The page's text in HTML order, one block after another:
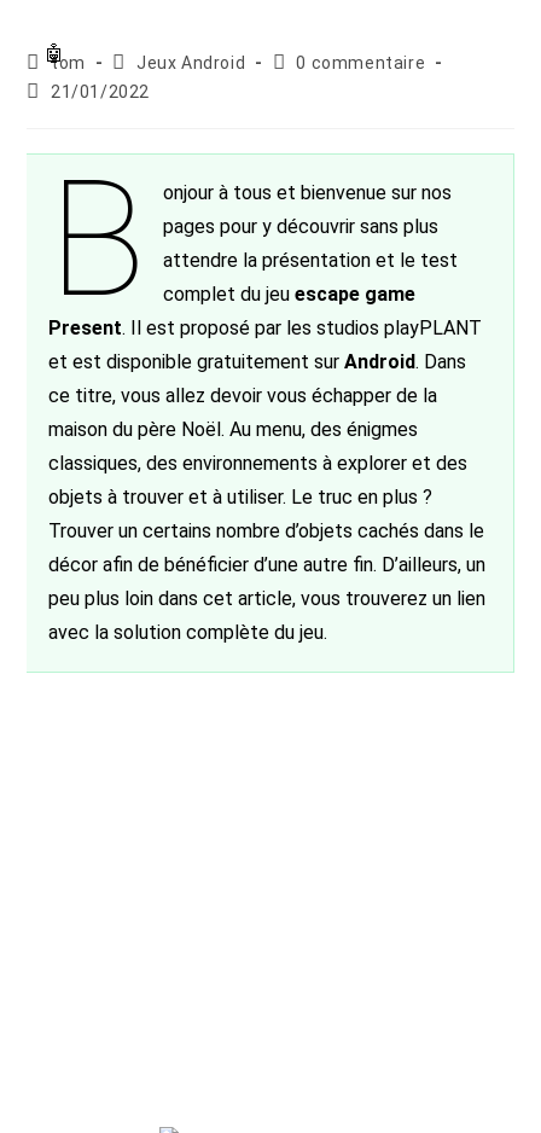
Auteur/autrice
de
tom
Post
category:
Jeux Android
Commentaires
0 commentaire
Publication
21/01/2022
B
onjour à tous et bienvenue sur nos
pages pour y découvrir sans plus
attendre la présentation et le test
complet du jeu escape game
Present. Il est proposé par les studios playPLANT
et est disponible gratuitement surAndroid. Dans
ce titre, vous allez devoir vous échapper de la
maison du père Noël. Au menu, des énigmes
classiques, des environnements à explorer et des
objets à trouver et à utiliser. Le truc en plus ?
Trouver un certains nombre d’objets cachés dans le
décor afin de bénéficier d’une autre fin. D’ailleurs, un
peu plus loin dans cet article, vous trouverez un lien
avec la solution complète du jeu.